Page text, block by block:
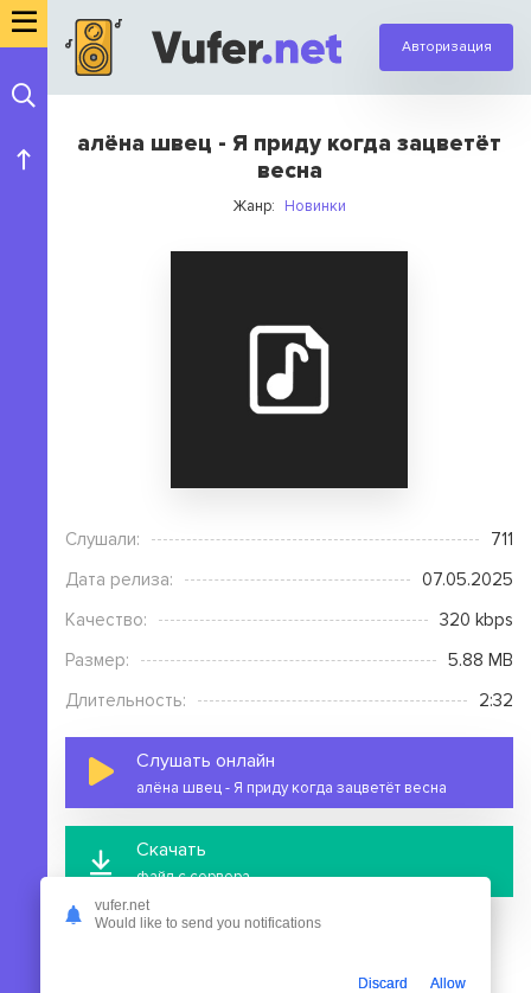
Авторизация
алёна швец - Я приду когда зацветёт
весна
Жанр: Новинки
Слушали:
711
Дата релиза:
07.05.2025
Качество:
320 kbps
Размер:
5.88 MB
Длительность:
2:32
Слушать онлайн
алёна швец - Я приду когда зацветёт весна
Скачать
файл с сервера
vufer.net
Would like to send you notifications
Discard Allow